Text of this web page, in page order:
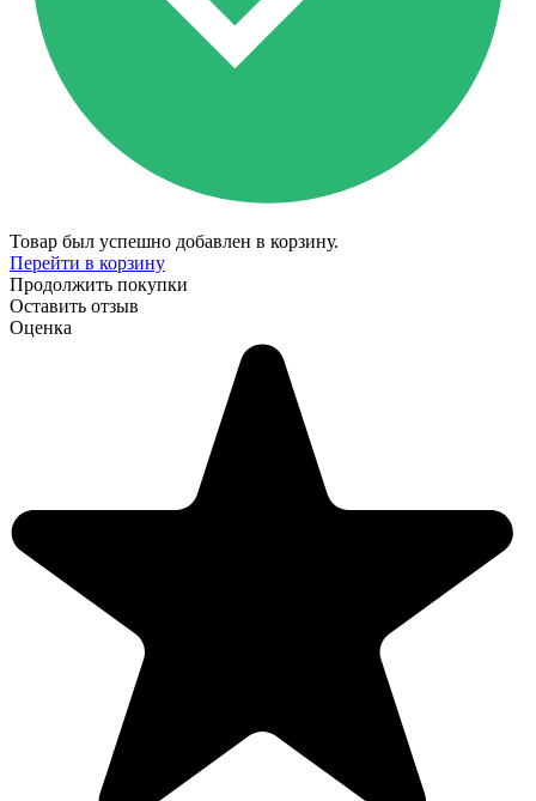
Товар был успешно добавлен в корзину.
Перейти в корзину
Продолжить покупки
Оставить отзыв
Оценка